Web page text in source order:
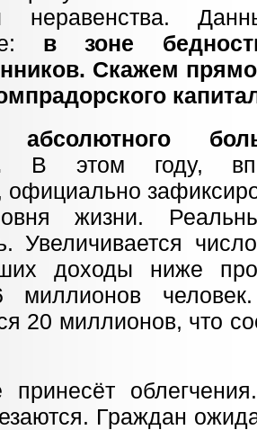
неравенства.
в зоне
Скажем
абсолютного
В этом году,
официально
жизни.
Увеличивается
доходы ниже
миллионов
20 миллионов, что
Граждан